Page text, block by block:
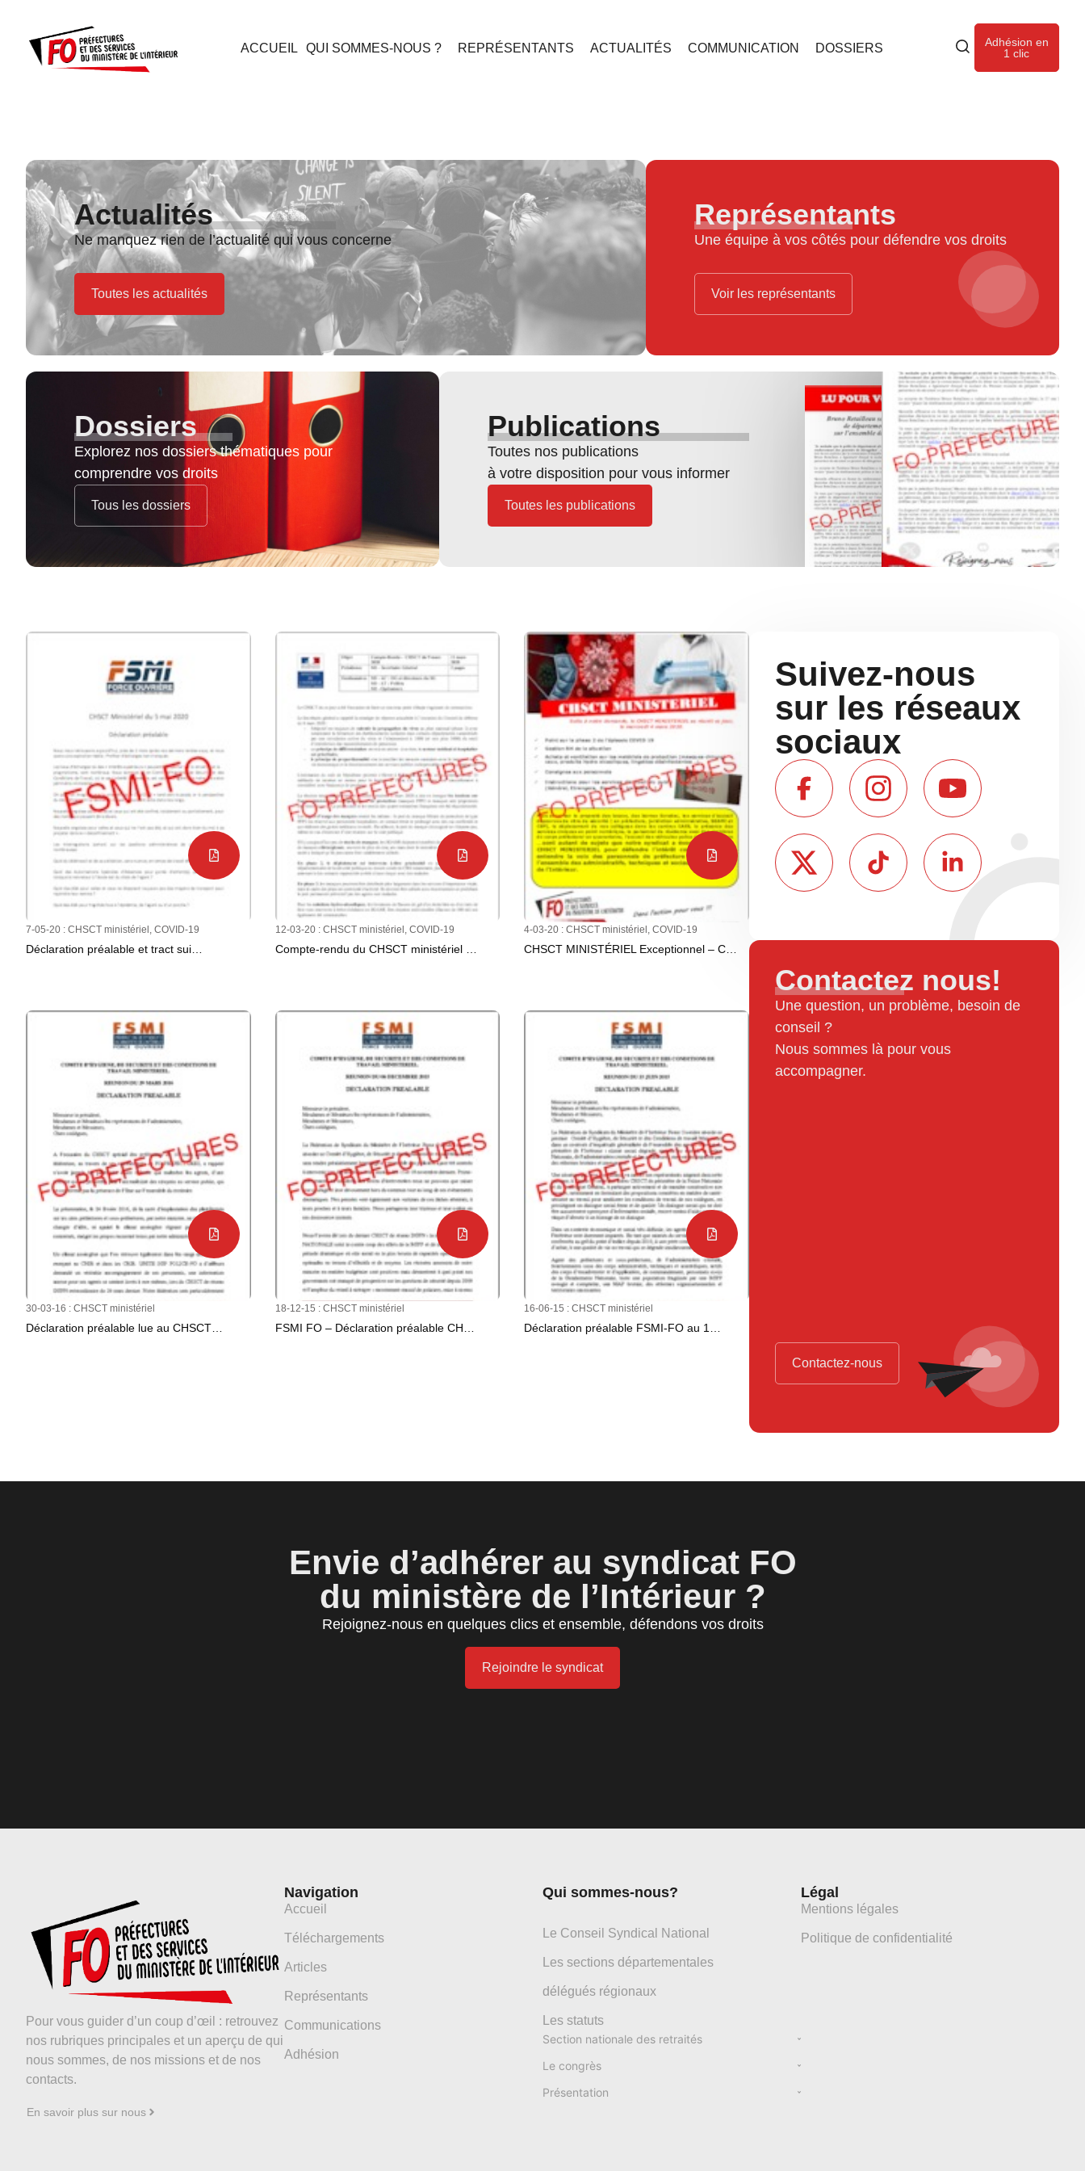
ACCUEIL QUI SOMMES-NOUS ? REPRÉSENTANTS ACTUALITÉS COMMUNICATION DOSSIERS
Adhésion en
1 clic
Actualités
Ne manquez rien de l’actualité qui vous concerne
Toutes les actualités
Représentants
Une équipe à vos côtés pour défendre vos droits
Voir les représentants
Dossiers
Explorez nos dossiers thématiques pour
comprendre vos droits
Tous les dossiers
Publications
Toutes nos publications
à votre disposition pour vous informer
Toutes les publications
7-05-20 : CHSCT ministériel , COVID-19
Déclaration préalable et tract sui…
12-03-20 : CHSCT ministériel , COVID-19
Compte-rendu du CHSCT ministériel …
4-03-20 : CHSCT ministériel ,COVID-19
CHSCT MINISTÉRIEL Exceptionnel – C…
30-03-16 : CHSCT ministériel
Déclaration préalable lue au CHSCT…
18-12-15 : CHSCT ministériel
FSMI FO – Déclaration préalable CH…
16-06-15 : CHSCT ministériel
Déclaration préalable FSMI-FO au 1…
Suivez-nous
sur les réseaux
sociaux
Contactez nous!
Une question, un problème, besoin de
conseil ?
Nous sommes là pour vous
accompagner.
Contactez-nous
Envie d’adhérer au syndicat FO
du ministère de l’Intérieur ?
Rejoignez-nous en quelques clics et ensemble, défendons vos droits
Rejoindre le syndicat
Pour vous guider d’un coup d’œil : retrouvez
nos rubriques principales et un aperçu de qui
nous sommes, de nos missions et de nos
contacts.
En savoir plus sur nous
Navigation
Accueil
Téléchargements
Articles
Représentants
Communications
Adhésion
Qui sommes-nous?
Le Conseil Syndical National
Les sections départementales
délégués régionaux
Les statuts
Section nationale des retraités
Le congrès
Présentation
Légal
Mentions légales
Politique de confidentialité